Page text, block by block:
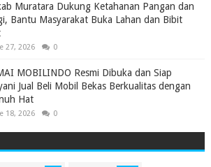
Muratara Dukung Ketahanan Pangan dan
Bantu Masyarakat Buka Lahan dan Bibit
27, 2026 0
MOBILINDO Resmi Dibuka dan Siap
Jual Beli Mobil Bekas Berkualitas dengan
Hat
18, 2026 0